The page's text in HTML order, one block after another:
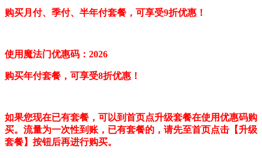
购买月付、季付、半年付套餐，可享受9折优惠！
使用魔法门优惠码：2026
购买年付套餐，可享受8折优惠！
如果您现在已有套餐，可以到首页点升级套餐在使用优惠码购
买。流量为一次性到账，已有套餐的，请先至首页点击【升级
套餐】按钮后再进行购买。